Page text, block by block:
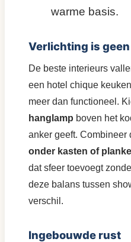
warme basis.
Verlichting is
De beste interieurs
een hotel chique
meer dan functioneel.
hanglamp boven het
anker geeft. Combineer
onder kasten of
dat sfeer toevoegt
deze balans tussen
verschil.
Ingebouwde rust